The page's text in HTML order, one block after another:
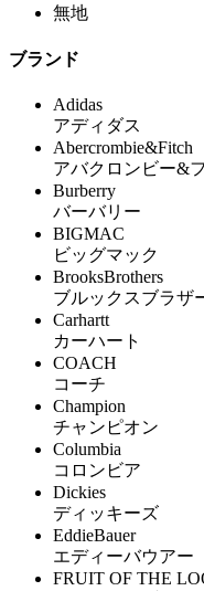
無地
ブランド
Adidas
アディダス
Abercrombie&Fitch
アバクロンビー&
Burberry
バーバリー
BIGMAC
ビッグマック
BrooksBrothers
ブルックスブラザ
Carhartt
カーハート
COACH
コーチ
Champion
チャンピオン
Columbia
コロンビア
Dickies
ディッキーズ
EddieBauer
エディーバウアー
FRUIT OF THE